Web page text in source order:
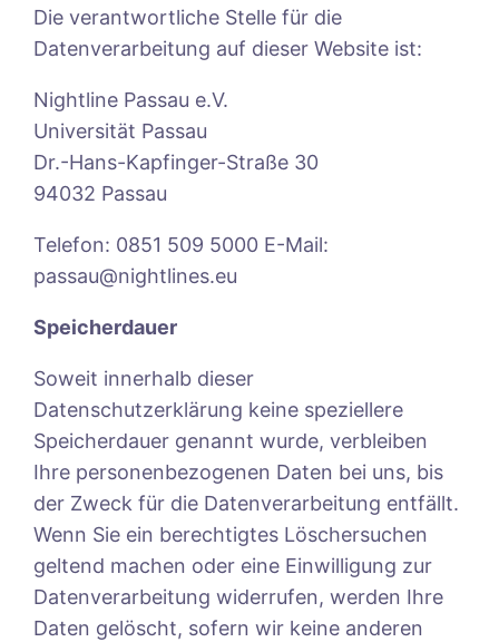
Die verantwortliche Stelle für die
Datenverarbeitung auf dieser Website ist:
Nightline Passau e.V.
Universität Passau
Dr.-Hans-Kapfinger-Straße 30
94032 Passau
Telefon: 0851 509 5000 E-Mail:
passau@nightlines.eu
Speicherdauer
Soweit innerhalb dieser
Datenschutzerklärung keine speziellere
Speicherdauer genannt wurde, verbleiben
Ihre personenbezogenen Daten bei uns, bis
der Zweck für die Datenverarbeitung entfällt.
Wenn Sie ein berechtigtes Löschersuchen
geltend machen oder eine Einwilligung zur
Datenverarbeitung widerrufen, werden Ihre
Daten gelöscht, sofern wir keine anderen